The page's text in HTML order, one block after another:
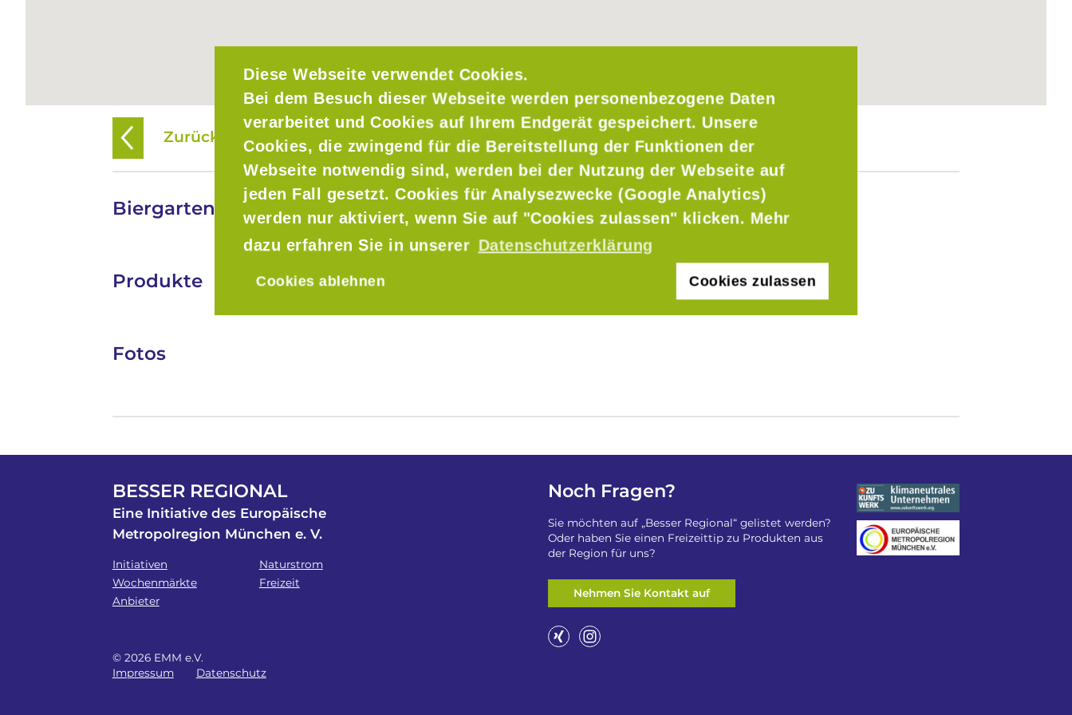
Diese Webseite verwendet Cookies.
Bei dem Besuch dieser Webseite werden personenbezogene Daten
verarbeitet und Cookies auf Ihrem Endgerät gespeichert. Unsere
Cookies, die zwingend für die Bereitstellung der Funktionen der
Webseite notwendig sind, werden bei der Nutzung der Webseite auf
jeden Fall gesetzt. Cookies für Analysezwecke (Google Analytics)
werden nur aktiviert, wenn Sie auf "Cookies zulassen" klicken. Mehr
dazu erfahren Sie in unserer Datenschutzerklärung
Cookies ablehnen Cookies zulassen
Zurück zur Übersicht
Biergarten Schloßallee
Produkte
Fotos
BESSER REGIONAL
Eine Initiative des Europäische
Metropolregion München e. V.
Initiativen
Wochenmärkte
Anbieter
Naturstrom
Freizeit
© 2026 EMM e.V.
Impressum
Datenschutz
Noch Fragen?
Sie möchten auf „Besser Regional“ gelistet werden?
Oder haben Sie einen Freizeittip zu Produkten aus
der Region für uns?
Nehmen Sie Kontakt auf